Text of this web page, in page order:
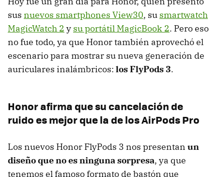
sus nuevos smartphones View30, su smartwatch
MagicWatch 2 y su portátil MagicBook 2. Pero eso
no fue todo, ya que Honor también aprovechó el
escenario para mostrar su nueva generación de
auriculares inalámbricos: los FlyPods 3.
Honor afirma que su cancelación de
ruido es mejor que la de los AirPods Pro
Los nuevos Honor FlyPods 3 nos presentan un
diseño que no es ninguna sorpresa, ya que
tenemos el famoso formato de bastón que